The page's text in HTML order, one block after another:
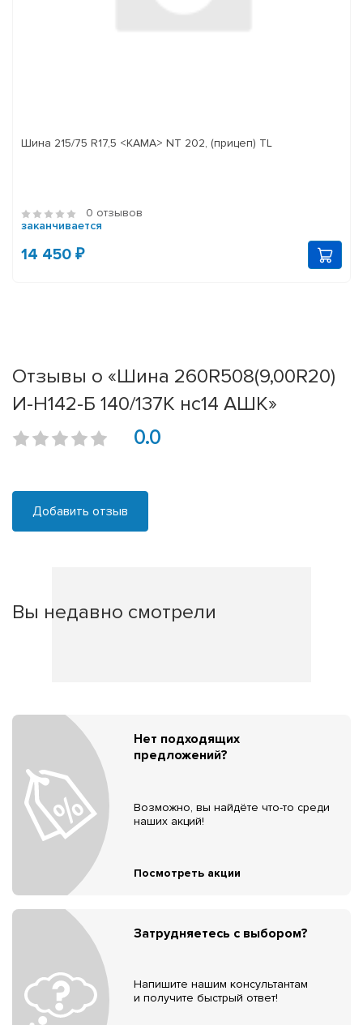
Шина 215/75 R17,5 <КАМА> NT 202, (прицеп) TL
0 отзывов
заканчивается
14 450 ₽
Отзывы о «Шина 260R508(9,00R20)
И-Н142-Б 140/137К нс14 АШК»
0.0
Добавить отзыв
Вы недавно смотрели
Нет подходящих
предложений?
Возможно, вы найдёте что-то среди
наших акций!
Посмотреть акции
Затрудняетесь с выбором?
Напишите нашим консультантам
и получите быстрый ответ!